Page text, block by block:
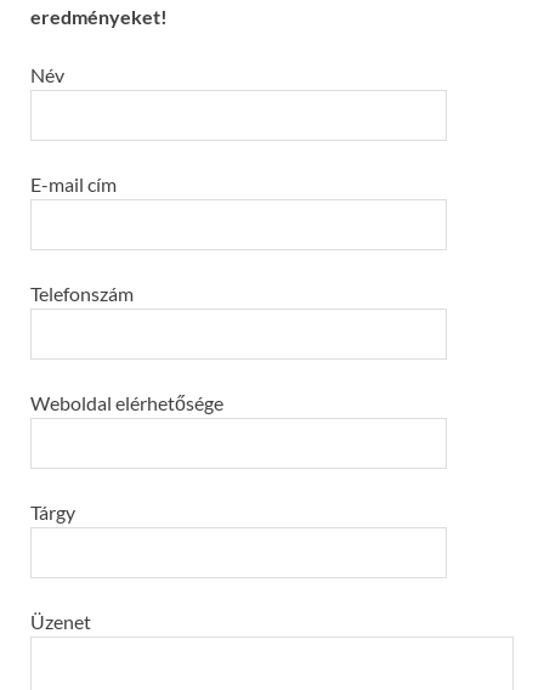
eredményeket!
Név
E-mail cím
Telefonszám
Weboldal elérhetősége
Tárgy
Üzenet